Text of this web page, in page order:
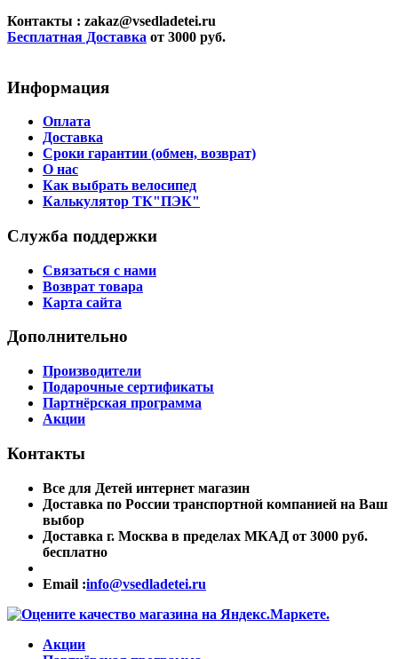
Контакты : zakaz@vsedladetei.ru
Бесплатная Доставка от 3000 руб.
Информация
Оплата
Доставка
Сроки гарантии (обмен, возврат)
О нас
Как выбрать велосипед
Калькулятор ТК"ПЭК"
Служба поддержки
Связаться с нами
Возврат товара
Карта сайта
Дополнительно
Производители
Подарочные сертификаты
Партнёрская программа
Акции
Контакты
Все для Детей интернет магазин
Доставка по России транспортной компанией на Ваш
выбор
Доставка г. Москва в пределах МКАД от 3000 руб.
бесплатно
Email :info@vsedladetei.ru
Акции